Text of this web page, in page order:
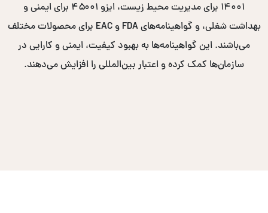
۱۴۰۰۱ برای مدیریت محیط زیست، ایزو ۴۵۰۰۱ برای ایمنی و
بهداشت شغلی، و گواهینامه‌های FDA و EAC برای محصولات مختلف
می‌باشند. این گواهینامه‌ها به بهبود کیفیت، ایمنی و کارایی در
سازمان‌ها کمک کرده و اعتبار بین‌المللی را افزایش می‌دهند.